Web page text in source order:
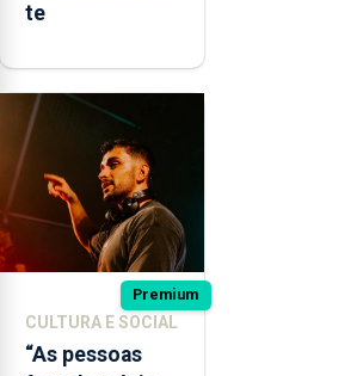
te
Premium
CULTURA E SOCIAL
“As pessoas